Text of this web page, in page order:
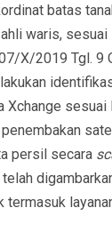
batas
waris,
X/2019 Tgl. 9
Xchange sesuai
persil secara
termasuk